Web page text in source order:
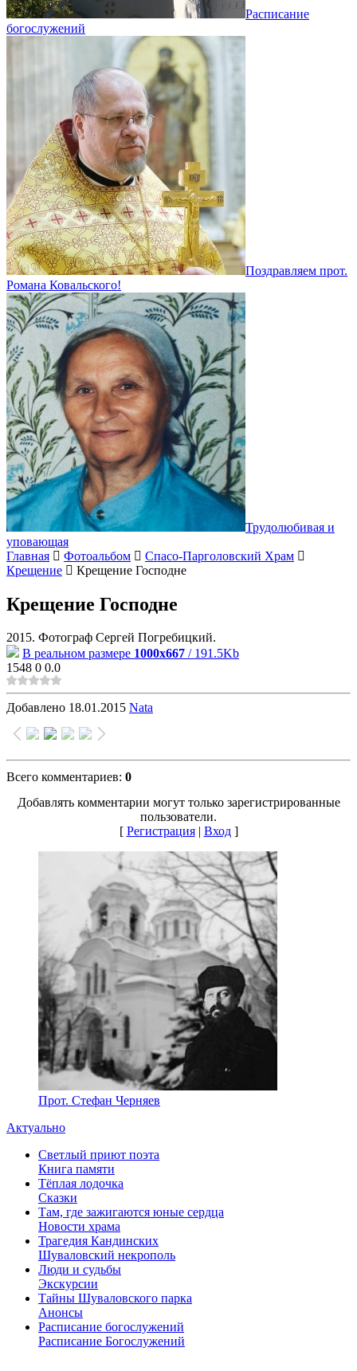
Расписание
богослужений
Поздравляем прот.
Романа Ковальского!
Трудолюбивая и
уповающая
Главная
Фотоальбом
Спасо-Парголовский Храм
Крещение
Крещение Господне
Крещение Господне
2015. Фотограф Сергей Погребицкий.
В реальном размере 1000x667 / 191.5Kb
1548 0 0.0
Добавлено 18.01.2015 Nata
Всего комментариев: 0
Добавлять комментарии могут только зарегистрированные
пользователи.
[ Регистрация| Вход]
Прот. Стефан Черняев
Актуально
Светлый приют поэта
Книга памяти
Тёплая лодочка
Сказки
Там, где зажигаются юные сердца
Новости храма
Трагедия Кандинских
Шуваловский некрополь
Люди и судьбы
Экскурсии
Тайны Шуваловского парка
Анонсы
Расписание богослужений
Расписание Богослужений